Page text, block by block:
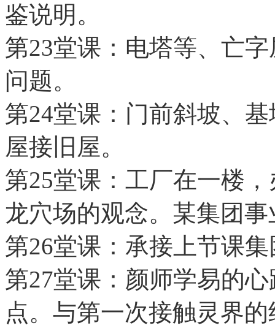
鉴说明。
第23堂课：电塔等、亡
问题。
第24堂课：门前斜坡、
屋接旧屋。
第25堂课：工厂在一楼
龙穴场的观念。某集团
第26堂课：承接上节课
第27堂课：颜师学易的
点。与第一次接触灵界